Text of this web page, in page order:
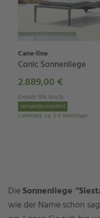
Cane-line
Conic Sonnenliege
2.889,00 €
Enthält 19% MwSt.
versandkostenfrei
Lieferzeit: ca. 3-5 Werktage
DieSonnenliege
wie der Name schon